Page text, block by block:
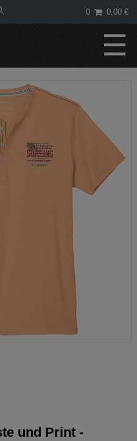
0 0,00 €
☰
und Print -